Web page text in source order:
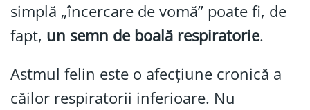
simplă „încercare de vomă” poate fi, de
fapt, un semn de boală respiratorie.
Astmul felin este o afecțiune cronică a
căilor respiratorii inferioare. Nu